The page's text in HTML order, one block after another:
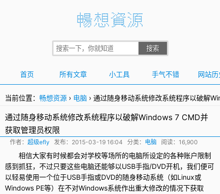
首页 所有文章 小工具 手气不错 网站历
当前位置： 畅想资源 › 电脑 › 通过随身移动系统修改系统程序以破解
通过随身移动系统修改系统程序以破解Windows 7 CMD并
获取管理员权限
作者： 超级efly 发布： 2015-03-19 16:04 分类： 电脑 阅读：16,900
相信大家有时候都会对学校等场所的电脑所设定的各种账户限制
感到抓狂，不过只要这些电脑还能够以USB手指/DVD开机，我们便可
以轻易使用一个位于USB手指或DVD的随身移动系统（如Linux或
Windows PE等）在不对Windows系统作出重大修改的情况下获取